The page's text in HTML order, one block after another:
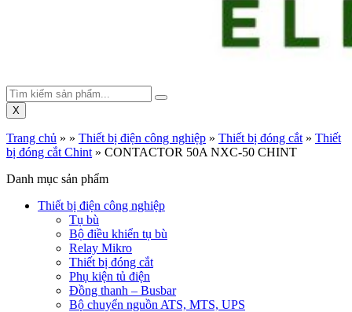
X
Trang chủ » » Thiết bị điện công nghiệp » Thiết bị đóng cắt » Thiết
bị đóng cắt Chint » CONTACTOR 50A NXC-50 CHINT
Danh mục sản phẩm
Thiết bị điện công nghiệp
Tụ bù
Bộ điều khiển tụ bù
Relay Mikro
Thiết bị đóng cắt
Phụ kiện tủ điện
Đồng thanh – Busbar
Bộ chuyển nguồn ATS, MTS, UPS